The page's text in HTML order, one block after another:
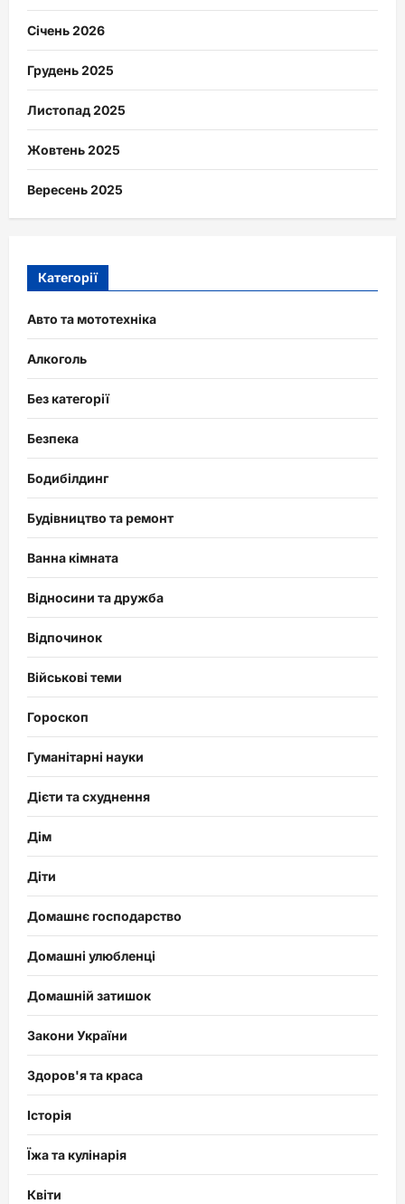
Січень 2026
Грудень 2025
Листопад 2025
Жовтень 2025
Вересень 2025
Категорії
Авто та мототехніка
Алкоголь
Без категорії
Безпека
Бодибілдинг
Будівництво та ремонт
Ванна кімната
Відносини та дружба
Відпочинок
Військові теми
Гороскоп
Гуманітарні науки
Дієти та схуднення
Дім
Діти
Домашнє господарство
Домашні улюбленці
Домашній затишок
Закони України
Здоров'я та краса
Історія
Їжа та кулінарія
Квіти